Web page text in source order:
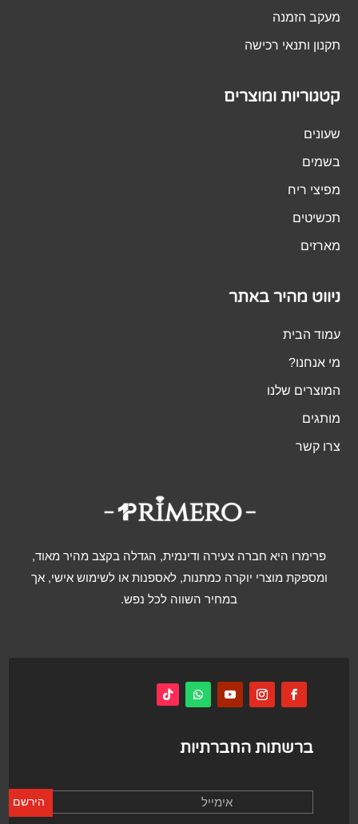
מעקב הזמנה
תקנון ותנאי רכישה
קטגוריות ומוצרים
שעונים
בשמים
מפיצי ריח
תכשיטים
מארזים
ניווט מהיר באתר
עמוד הבית
מי אנחנו?
המוצרים שלנו
מותגים
צרו קשר
פרימרו היא חברה צעירה ודינמית, הגדלה בקצב מהיר מאוד,
ומספקת מוצרי יוקרה כמתנות, לאספנות או לשימוש אישי, אך
במחיר השווה לכל נפש.
ברשתות החברתיות
הירשם